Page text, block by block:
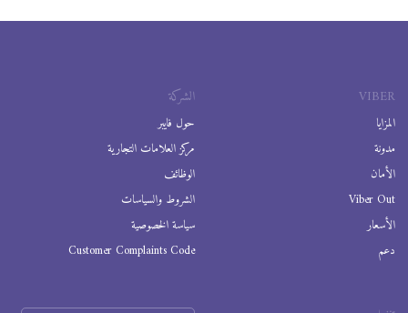
VIBER
المزايا
مدونة
الأمان
Viber Out
الأسعار
دعم
الشركة
حول فايبر
مركز العلامات التجارية
الوظائف
الشروط والسياسات
سياسة الخصوصية
Customer Complaints Code